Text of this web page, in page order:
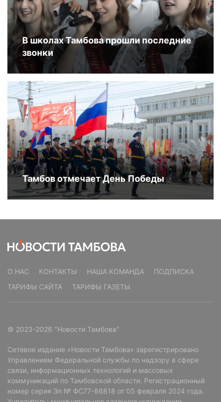
В школах Тамбова прошли последние
звонки
Тамбов отмечает День Победы
О НАС КОНТАКТЫ НАША КОМАНДА
ПОДПИСКА
ТАРИФЫ САЙТА
ТАРИФЫ ГАЗЕТЫ
© 2023-2026 "Новости Тамбова"
Сетевое издание «Новости Тамбова» зарегистрировано
Управлением Федеральной службы по надзору в сфере
связи, информационных технологий и массовых
коммуникаций по Тамбовской области. Регистрационный
номер серия Эл № ФС77-86818 от 05 февраля 2024 года.